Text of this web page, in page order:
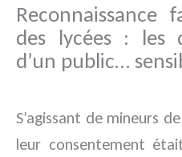
Reconnaissance
des lycées : les
d’un public…
S’agissant de mineurs
leur consentement